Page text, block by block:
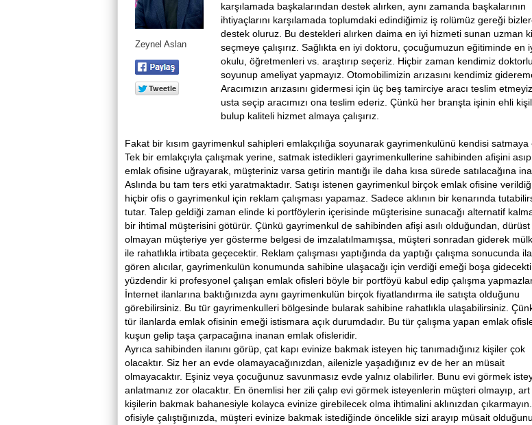
Zeynel Aslan
karşılamada başkalarından destek alırken, aynı zamanda başkalarının
ihtiyaçlarını karşılamada toplumdaki edindiğimiz iş rolümüz gereği
destek oluruz. Bu destekleri alırken daima en iyi hizmeti sunan uzman
seçmeye çalışırız. Sağlıkta en iyi doktoru, çocuğumuzun eğitiminde en
okulu, öğretmenleri vs. araştırıp seçeriz. Hiçbir zaman kendimiz
soyunup ameliyat yapmayız. Otomobilimizin arızasını kendimiz
Aracımızın arızasını gidermesi için üç beş tamirciye aracı teslim
usta seçip aracımızı ona teslim ederiz. Çünkü her branşta işinin ehli
bulup kaliteli hizmet almaya çalışırız.
Fakat bir kısım gayrimenkul sahipleri emlakçılığa soyunarak gayrimenkulünü kendisi satmaya
Tek bir emlakçıyla çalışmak yerine, satmak istedikleri gayrimenkullerine sahibinden afişini
emlak ofisine uğrayarak, müşteriniz varsa getirin mantığı ile daha kısa sürede satılacağına
Aslında bu tam ters etki yaratmaktadır. Satışı istenen gayrimenkul birçok emlak ofisine
hiçbir ofis o gayrimenkul için reklam çalışması yapamaz. Sadece aklının bir kenarında
tutar. Talep geldiği zaman elinde ki portföylerin içerisinde müşterisine sunacağı alternatif
bir ihtimal müşterisini götürür. Çünkü gayrimenkul de sahibinden afişi asılı olduğundan, dürüst
olmayan müşteriye yer gösterme belgesi de imzalatılmamışsa, müşteri sonradan giderek
ile rahatlıkla irtibata geçecektir. Reklam çalışması yaptığında da yaptığı çalışma sonucunda
gören alıcılar, gayrimenkulün konumunda sahibine ulaşacağı için verdiği emeği boşa
yüzdendir ki profesyonel çalışan emlak ofisleri böyle bir portföyü kabul edip çalışma
İnternet ilanlarına baktığınızda aynı gayrimenkulün birçok fiyatlandırma ile satışta olduğunu
görebilirsiniz. Bu tür gayrimenkulleri bölgesinde bularak sahibine rahatlıkla ulaşabilirsiniz.
tür ilanlarda emlak ofisinin emeği istismara açık durumdadır. Bu tür çalışma yapan emlak
kuşun gelip taşa çarpacağına inanan emlak ofisleridir.
Ayrıca sahibinden ilanını görüp, çat kapı evinize bakmak isteyen hiç tanımadığınız kişiler çok
olacaktır. Siz her an evde olamayacağınızdan, ailenizle yaşadığınız ev de her an müsait
olmayacaktır. Eşiniz veya çocuğunuz savunmasız evde yalnız olabilirler. Bunu evi görmek
anlatmanız zor olacaktır. En önemlisi her zili çalıp evi görmek isteyenlerin müşteri olmayıp,
kişilerin bakmak bahanesiyle kolayca evinize girebilecek olma ihtimalini aklınızdan
ofisiyle çalıştığınızda, müşteri evinize bakmak istediğinde öncelikle sizi arayıp müsait